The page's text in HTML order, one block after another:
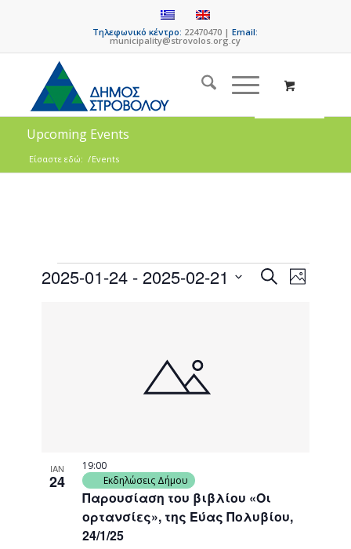
Τηλεφωνικό κέντρο: 22470470 |Email:
municipality@strovolos.org.cy
Upcoming Events
Είσαστε εδώ: /Events
Events
SearchEvent
Views
Photo
2025-01-24 - 2025-02-21
ΙΑΝ
24
Παρουσίαση του βιβλίου «Οι
ορτανσίες», της Εύας Πολυβίου,
24/1/25
19:00
Εκδηλώσεις Δήμου